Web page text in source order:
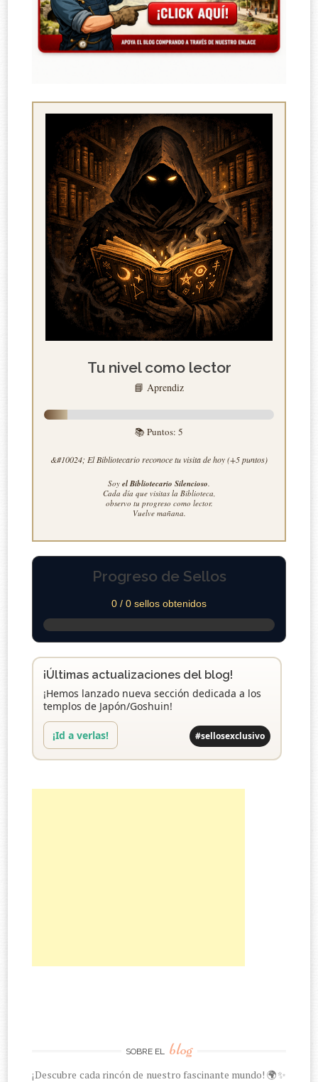
Tu nivel como lector
📘 Aprendiz
📚 Puntos: 5
&#10024; El Bibliotecario reconoce tu visita de hoy (+5 puntos)
Soy el Bibliotecario Silencioso
Cada día que visitas la Biblioteca,
observo tu progreso como lector.
Vuelve mañana.
Progreso de Sellos
0 / 0 sellos obtenidos
¡Últimas actualizaciones del blog!
¡Hemos lanzado nueva sección dedicada a los
templos de Japón/Goshuin!
¡Id a verlas! #sellosexclusivo
SOBRE EL blog
¡Descubre cada rincón de nuestro fascinante mundo! 🌍✨